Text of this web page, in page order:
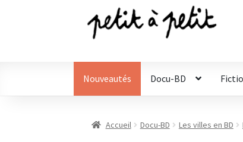
Aller
navigation
Aller
Nouveautés Docu-BD
Accueil Docu-BD Les villes en BD